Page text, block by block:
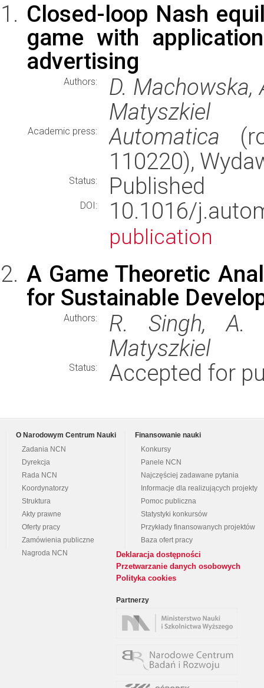
Closed-loop Nash
game with
advertising
Authors:
D. Machowska,
Matyszkiel
Academic press: Automatica
110220),
Status: Published
DOI: 10.1016/
publication
A Game Theoretic
for Sustainable
Authors:
R. Singh, A.
Matyszkiel
Status: Accepted for
O Narodowym Centrum Nauki
Zadania NCN
Dyrekcja
Rada NCN
Koordynatorzy
Struktura
Akty prawne
Oferty pracy
Zamówienia publiczne
Nagroda NCN
Finansowanie nauki
Konkursy
Panele NCN
Najczęściej zadawane pytania
Informacje dla realizujących projekty
Pomoc publiczna
Statystyki konkursów
Przykłady finansowanych projektów
Baza ofert pracy
Deklaracja dostępności
Przetwarzanie danych osobowych
Polityka cookies
Partnerzy